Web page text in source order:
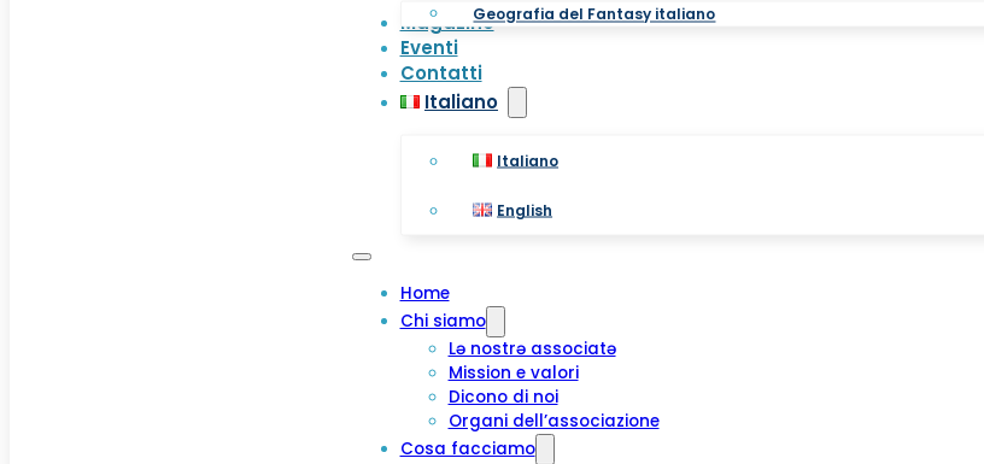
Geografia del Fantasy italiano
Magazine
Eventi
Contatti
Italiano
Italiano
English
Home
Chi siamo
Lə nostrə associatə
Mission e valori
Dicono di noi
Organi dell’associazione
Cosa facciamo